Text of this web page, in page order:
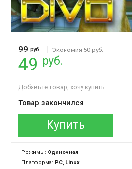
99руб. Экономия 50 руб.
49 руб.
Добавьте товар, хочу купить
Товар закончился
Купить
Режимы: Одиночная
Платформа: PC, Linux